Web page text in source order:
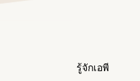
รู้จักเอพี